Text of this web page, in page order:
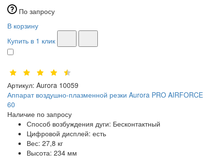
По запросу
В корзину
Купить в 1 клик
Артикул: Aurora 10059
Аппарат воздушно-плазменной резки Aurora PRO AIRFORCE
60
Наличие по запросу
Способ возбуждения дуги: Бесконтактный
Цифровой дисплей: есть
Вес: 27,8 кг
Высота: 234 мм